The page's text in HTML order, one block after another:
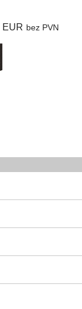
EUR bez PVN